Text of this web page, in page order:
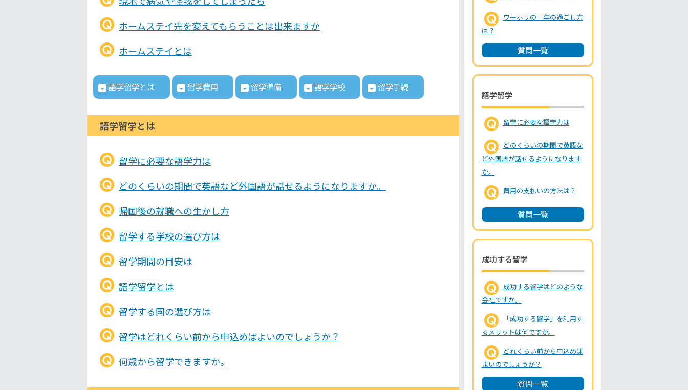
ホームステイ先を変えてもらうことは出来ますか
ホームステイとは
語学留学とは 留学費用 留学準備 語学学校 留学手続
語学留学とは
留学に必要な語学力は
どのくらいの期間で英語など外国語が話せるようになりますか。
帰国後の就職への生かし方
留学する学校の選び方は
留学期間の目安は
語学留学とは
留学する国の選び方は
留学はどれくらい前から申込めばよいのでしょうか？
何歳から留学できますか。
ワーホリの一年の過ごし方
は？
質問一覧
語学留学
留学に必要な語学力は
どのくらいの期間で英語な
ど外国語が話せるようになります
か。
費用の支払いの方法は？
質問一覧
成功する留学
成功する留学はどのような
会社ですか。
「成功する留学」を利用す
るメリットは何ですか。
どれくらい前から申込めば
よいのでしょうか？
質問一覧